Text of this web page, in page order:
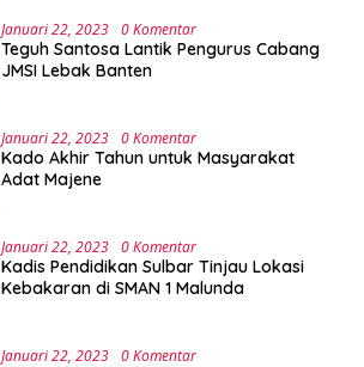
Januari 22, 2023 0 Komentar
Teguh Santosa Lantik Pengurus Cabang
JMSI Lebak Banten
Januari 22, 2023 0 Komentar
Kado Akhir Tahun untuk Masyarakat
Adat Majene
Januari 22, 2023 0 Komentar
Kadis Pendidikan Sulbar Tinjau Lokasi
Kebakaran di SMAN 1 Malunda
Januari 22, 2023 0 Komentar